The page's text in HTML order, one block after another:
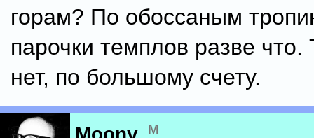
горам? По обоссаным
парочки темплов разве что.
нет, по большому счету.
м